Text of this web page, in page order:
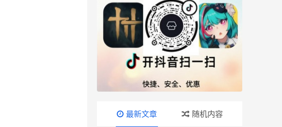
最新文章 随机内容